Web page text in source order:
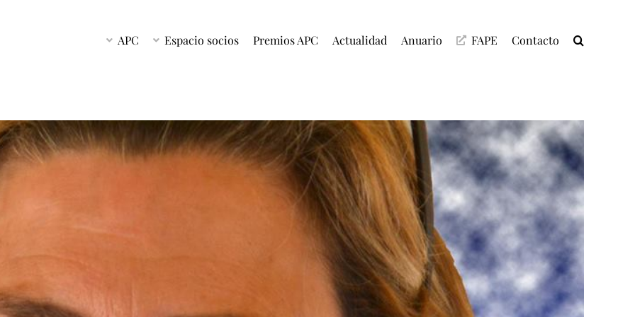
APC Espacio socios Premios APC Actualidad Anuario FAPE Contacto